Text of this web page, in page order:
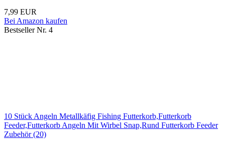
7,99 EUR
Bei Amazon kaufen
Bestseller Nr. 4
10 Stück Angeln Metallkäfig Fishing Futterkorb,Futterkorb
Feeder,Futterkorb Angeln Mit Wirbel Snap,Rund Futterkorb Feeder
Zubehör (20)